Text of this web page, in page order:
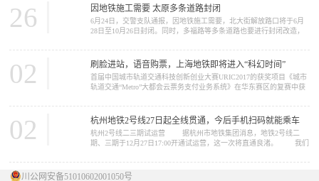
因地铁施工需要 太原多条道路封闭
26
6月24日，交警支队通报，因地铁施工需要，北大街解放路口将于6月
28日至10月26日封闭。同时，多福路等多条道路也要进行封闭改造，
口将于6月28日至10月26日封闭施工。施工期间，路口禁止一切车辆通
行，车辆可绕行胜利街、五一路、北肖墙。 多福路（规划摄乐街
—柴化路）将于6月26日至11月30日进行改造施工，施工期间，施工路
段禁止一切车...
刷脸进站，语音购票，上海地铁即将进入“科幻时间”
02
首届中国城市轨道交通科技创新创业大赛URIC2017的获奖项目《城市
轨道交通“Metro”大都会云票务支付业务系统》在华东赛区的复赛中获
的好成绩。这个项目的完成单位是上海申通地铁集团。 我们今天
要报道的新闻，正与这个项目中的“Metro大都会...
杭州地铁2号线27日起全线贯通，今后手机扫码就能乘车
02
杭州2号线二三期试运营 据杭州市地铁集团消息，地铁2号线二
期、三期于12月27日17:00开通试运营，这一次将直通良渚。 我们
川公网安备51010602001050号